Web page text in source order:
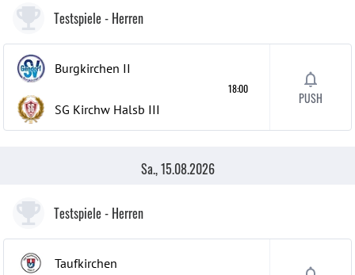
Testspiele - Herren
Burgkirchen II
SG Kirchw Halsb III
18:00
PUSH
Sa., 15.08.2026
Testspiele - Herren
Taufkirchen